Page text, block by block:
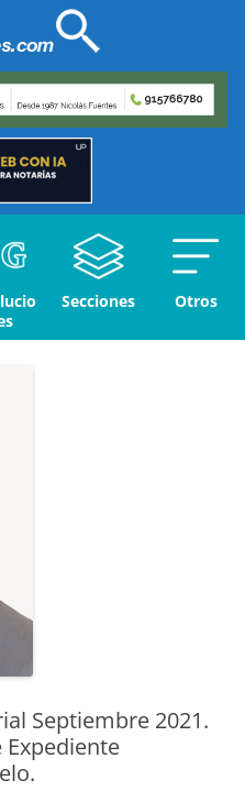
Secciones Otros
Septiembre 2021.
Expediente